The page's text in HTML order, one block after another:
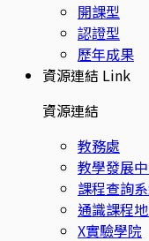
開課型
認證型
歷年成果
資源連結 Link
資源連結
教務處
教學發展
課程查詢
通識課程
X實驗學院